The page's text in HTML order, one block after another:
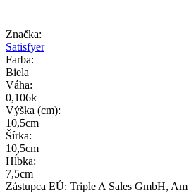
Značka:
Satisfyer
Farba:
Biela
Váha:
0,106k
Výška (cm):
10,5cm
Šírka:
10,5cm
Hĺbka:
7,5cm
Zástupca EÚ: Triple A Sales GmbH,